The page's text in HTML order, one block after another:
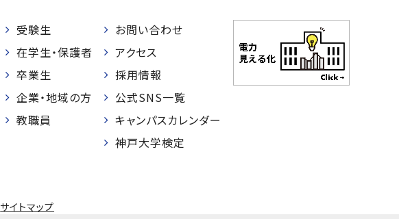
受験生
在学生・保護者
卒業生
企業・地域の方
教職員
お問い合わせ
アクセス
採用情報
公式SNS一覧
キャンパスカレンダー
神戸大学検定
サイトマップ